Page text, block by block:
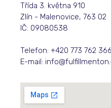
Třída 3. května 910
Zlín - Malenovice, 763 02
IČ: 09080538
Telefon: +420 773 762 366
E-mail: